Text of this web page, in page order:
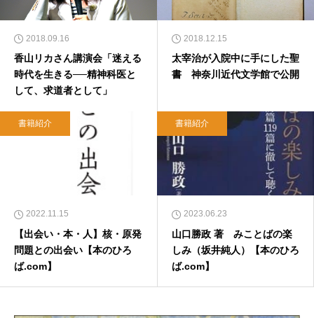
2018.09.16
香山リカさん講演会「迷える
時代を生きる──精神科医と
して、求道者として」
2018.12.15
太宰治が入院中に手にした聖
書 神奈川近代文学館で公開
書籍紹介
2022.11.15
【出会い・本・人】核・原発
問題との出会い【本のひろ
ば.com】
書籍紹介
2023.06.23
山口勝政 著 みことばの楽
しみ（坂井純人）【本のひろ
ば.com】